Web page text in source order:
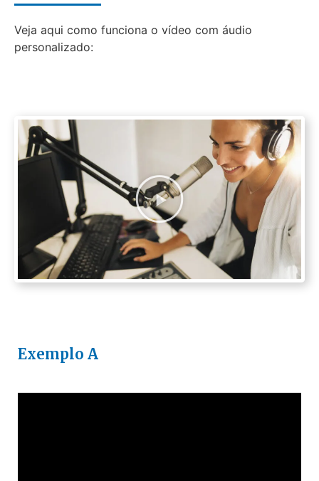
Veja aqui como funciona o vídeo com áudio
personalizado:
Exemplo A